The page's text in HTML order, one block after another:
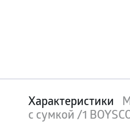
Характеристики
с сумкой /1